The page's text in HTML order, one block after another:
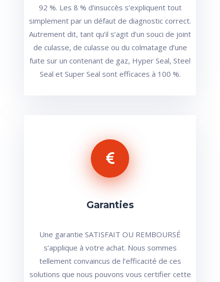
92 %. Les 8 % d’insuccès s’expliquent tout
simplement par un défaut de diagnostic correct.
Autrement dit, tant qu’il s’agit d’un souci de joint
de culasse, de culasse ou du colmatage d’une
fuite sur un contenant de gaz, Hyper Seal, Steel
Seal et Super Seal sont efficaces à 100 %.
Garanties
Une garantie SATISFAIT OU REMBOURSÉ
s’applique à votre achat. Nous sommes
tellement convaincus de l’efficacité de ces
solutions que nous pouvons vous certifier cette